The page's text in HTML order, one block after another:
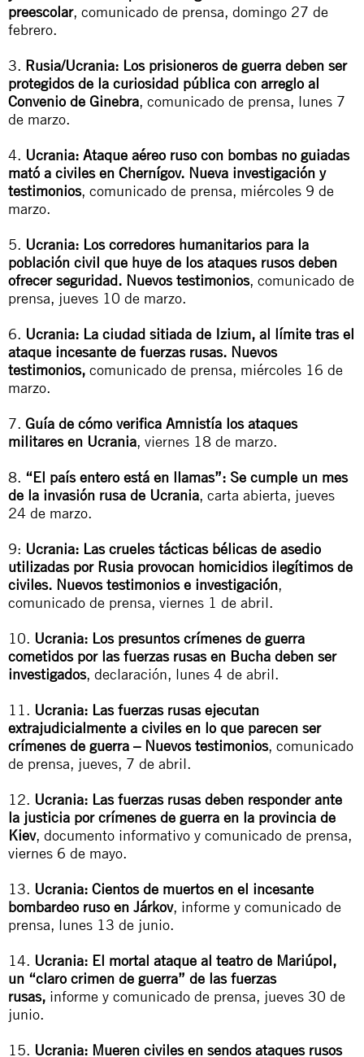
preescolar, comunicado de prensa, domingo 27 de
febrero.
3. Rusia/Ucrania: Los prisioneros de guerra deben ser
protegidos de la curiosidad pública con arreglo al
Convenio de Ginebra, comunicado de prensa, lunes 7
de marzo.
4. Ucrania: Ataque aéreo ruso con bombas no guiadas
mató a civiles en Chernígov. Nueva investigación y
testimonios, comunicado de prensa, miércoles 9 de
marzo.
5. Ucrania: Los corredores humanitarios para la
población civil que huye de los ataques rusos deben
ofrecer seguridad. Nuevos testimonios, comunicado de
prensa, jueves 10 de marzo.
6. Ucrania: La ciudad sitiada de Izium, al límite tras el
ataque incesante de fuerzas rusas. Nuevos
testimonios, comunicado de prensa, miércoles 16 de
marzo.
7. Guía de cómo verifica Amnistía los ataques
militares en Ucrania, viernes 18 de marzo.
8. “El país entero está en llamas”: Se cumple un mes
de la invasión rusa de Ucrania, carta abierta, jueves
24 de marzo.
9: Ucrania: Las crueles tácticas bélicas de asedio
utilizadas por Rusia provocan homicidios ilegítimos de
civiles. Nuevos testimonios e investigación,
comunicado de prensa, viernes 1 de abril.
10. Ucrania: Los presuntos crímenes de guerra
cometidos por las fuerzas rusas en Bucha deben ser
investigados, declaración, lunes 4 de abril.
11. Ucrania: Las fuerzas rusas ejecutan
extrajudicialmente a civiles en lo que parecen ser
crímenes de guerra – Nuevos testimonios, comunicado
de prensa, jueves, 7 de abril.
12. Ucrania: Las fuerzas rusas deben responder ante
la justicia por crímenes de guerra en la provincia de
Kiev, documento informativo y comunicado de prensa,
viernes 6 de mayo.
13. Ucrania: Cientos de muertos en el incesante
bombardeo ruso en Járkov, informe y comunicado de
prensa, lunes 13 de junio.
14. Ucrania: El mortal ataque al teatro de Mariúpol,
un “claro crimen de guerra” de las fuerzas
rusas, informe y comunicado de prensa, jueves 30 de
junio.
15. Ucrania: Mueren civiles en sendos ataques rusos